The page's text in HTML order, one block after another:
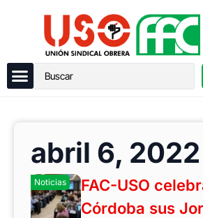
abril 6, 2022
Noticias
FAC-USO
Córdoba sus